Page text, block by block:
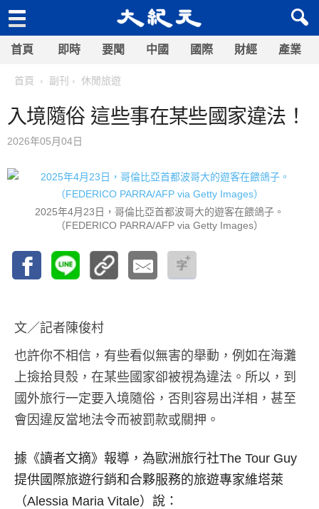
首頁 即時 要聞 中國 國際 財經 產業
首頁 副刊 休閒旅遊
入境隨俗 這些事在某些國家違法！
2026年05月04日
2025年4月23日，哥倫比亞首都波哥大的遊客在餵鴿子。
（FEDERICO PARRA/AFP via Getty Images）
文／記者陳俊村
也許你不相信，有些看似無害的舉動，例如在海灘
上撿拾貝殼，在某些國家卻被視為違法。所以，到
國外旅行一定要入境隨俗，否則容易出洋相，甚至
會因違反當地法令而被罰款或關押。
據《讀者文摘》報導，為歐洲旅行社The Tour Guy
提供國際旅遊行銷和合夥服務的旅遊專家維塔萊
（Alessia Maria Vitale）說：